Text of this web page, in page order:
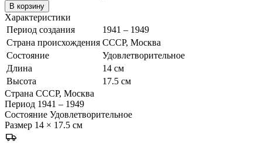
В корзину
Характеристики
Период создания
1941 – 1949
Страна происхождения СССР, Москва
Состояние
Удовлетворительное
Длина
14 см
Высота
17.5 см
Страна СССР, Москва
Период 1941 – 1949
Состояние Удовлетворительное
Размер 14 × 17.5 см